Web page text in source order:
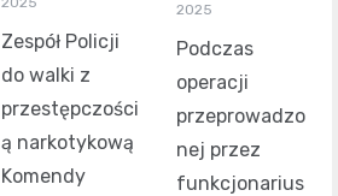
Zespół Policji
do walki z
przestępczości
ą narkotykową
Komendy
2025
Podczas
operacji
przeprowadzo
nej przez
funkcjonarius